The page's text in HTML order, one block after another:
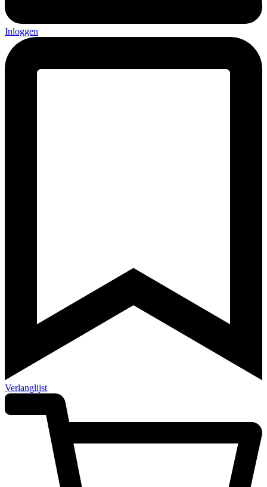
Inloggen
Verlanglijst